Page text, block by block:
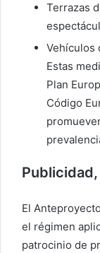
Terrazas
Vehículos
Estas
Plan
Código
El
el régimen
patrocinio de